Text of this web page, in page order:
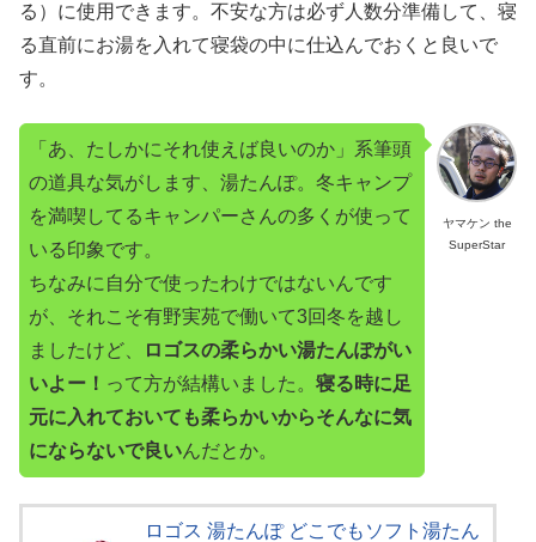
る）に使用できます。不安な方は必ず人数分準備して、寝
る直前にお湯を入れて寝袋の中に仕込んでおくと良いで
す。
ヤマケン the
SuperStar
「あ、たしかにそれ使えば良いのか」系筆頭
の道具な気がします、湯たんぽ。冬キャンプ
を満喫してるキャンパーさんの多くが使って
いる印象です。
ちなみに自分で使ったわけではないんです
が、それこそ有野実苑で働いて3回冬を越し
ましたけど、
ロゴスの柔らかい湯たんぽがい
いよー！ って方が結構いました。 寝る時に足
元に入れておいても柔らかいからそんなに気
にならないで良いんだとか。
ロゴス 湯たんぽ どこでもソフト湯たん